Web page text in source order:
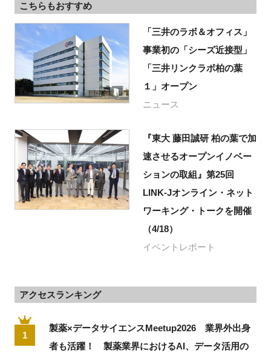
こちらもおすすめ
「三井のラボ＆オフィス」
事業初の「シーズ近接型」
「三井リンクラボ柏の葉
１」オープン
ニュース
『東大 藤田誠研 柏の葉で加
速させるオープンイノベー
ションの取組』第25回
LINK-Jオンライン・ネット
ワーキング・トークを開催
（4/18）
イベントレポート
アクセスランキング
1
製薬×データサイエンスMeetup2026 業界外出身
者も活躍！ 製薬業界におけるAI、データ活用の